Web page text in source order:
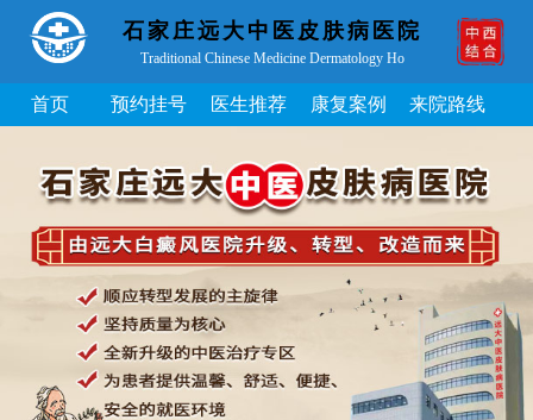
石家庄远大中医皮肤病医院
Traditional Chinese Medicine Dermatology Ho
首页 预约挂号 医生推荐 康复案例 来院路线